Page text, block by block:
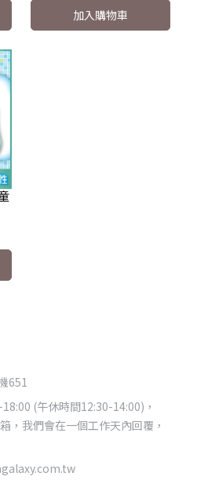
加入購物車
651
(午休時間12:30-14:00)，
，我們會在一個工作天內回覆，